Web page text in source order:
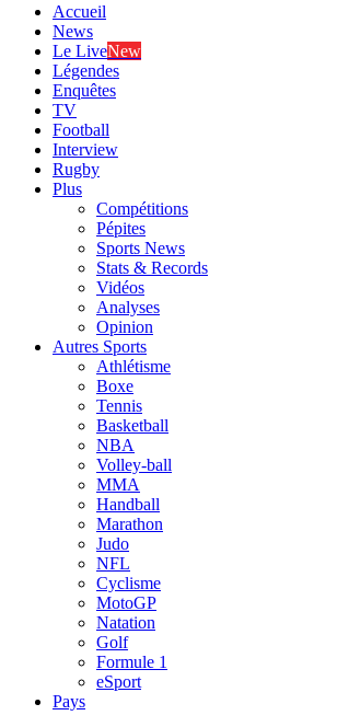
Accueil
News
Le LiveNew
Légendes
Enquêtes
TV
Football
Interview
Rugby
Plus
Compétitions
Pépites
Sports News
Stats & Records
Vidéos
Analyses
Opinion
Autres Sports
Athlétisme
Boxe
Tennis
Basketball
NBA
Volley-ball
MMA
Handball
Marathon
Judo
NFL
Cyclisme
MotoGP
Natation
Golf
Formule 1
eSport
Pays